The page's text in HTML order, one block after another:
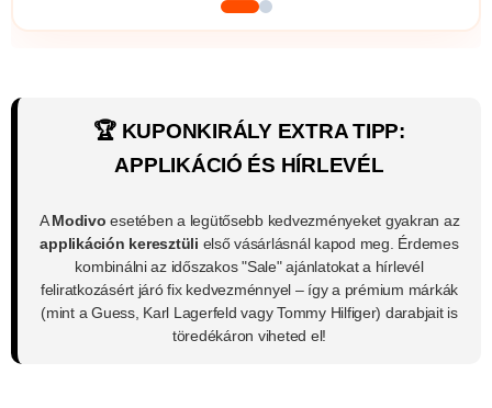
🏆 KUPONKIRÁLY EXTRA TIPP:
APPLIKÁCIÓ ÉS HÍRLEVÉL
AModivo esetében a legütősebb kedvezményeket gyakran az
applikáción keresztüli első vásárlásnál kapod meg. Érdemes
kombinálni az időszakos "Sale" ajánlatokat a hírlevél
feliratkozásért járó fix kedvezménnyel – így a prémium márkák
(mint a Guess, Karl Lagerfeld vagy Tommy Hilfiger) darabjait is
töredékáron viheted el!